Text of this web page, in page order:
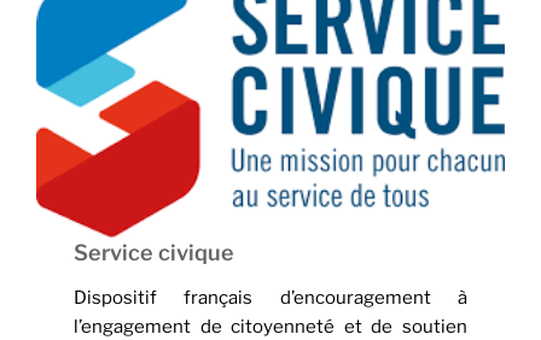
Service civique
Dispositif français d’encouragement à
l’engagement de citoyenneté et de soutien